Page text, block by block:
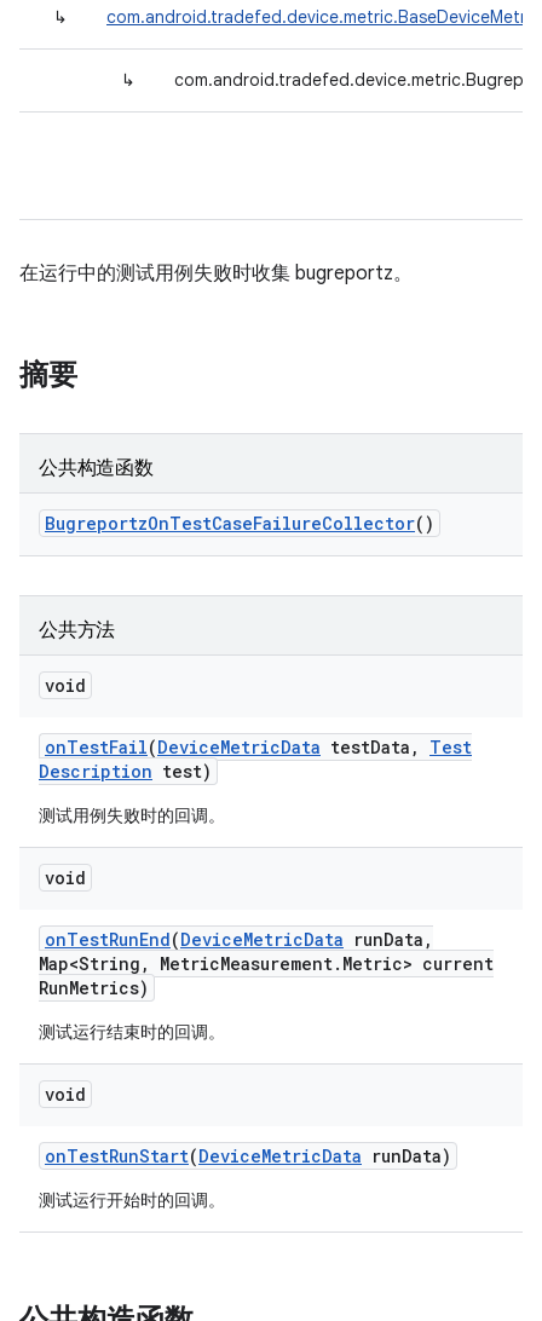
↳
↳
在运行中的测试用例失败时收集 bugreportz。
摘要
公共构造函数
BugreportzOnTestCaseFailureCollector()
公共方法
void
onTestFail(DeviceMetricData testData ,
Test
Description test)
测试用例失败时的回调。
void
onTestRunEnd(DeviceMetricData runData ,
Map<String , MetricMeasurement. Metric> current
RunMetrics)
测试运行结束时的回调。
void
onTestRunStart(DeviceMetricData runData)
测试运行开始时的回调。